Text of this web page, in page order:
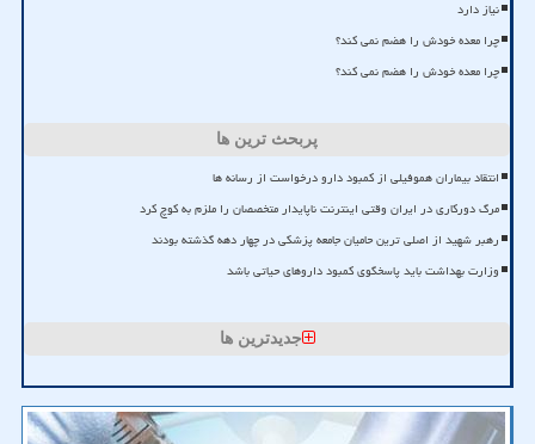
نیاز دارد
چرا معده خودش را هضم نمی کند؟
چرا معده خودش را هضم نمی کند؟
پربحث ترین ها
انتقاد بیماران هموفیلی از کمبود دارو درخواست از رسانه ها
مرگ دورکاری در ایران وقتی اینترنت ناپایدار متخصصان را ملزم به کوچ کرد
رهبر شهید از اصلی ترین حامیان جامعه پزشکی در چهار دهه گذشته بودند
وزارت بهداشت باید پاسخگوی کمبود داروهای حیاتی باشد
جدیدترین ها